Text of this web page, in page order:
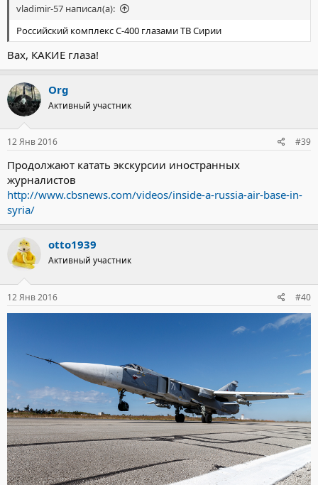
vladimir-57 написал(а):
Российский комплекс С-400 глазами ТВ Сирии
Вах, КАКИЕ глаза!
Org
Активный участник
12 Янв 2016 #39
Продолжают катать экскурсии иностранных
журналистов
http://www.cbsnews.com/videos/inside-a-russia-air-base-in-
syria/
otto1939
Активный участник
12 Янв 2016 #40